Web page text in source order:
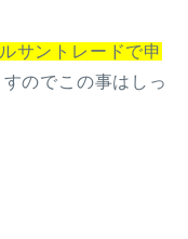
サントレードで申
のでこの事はしっ